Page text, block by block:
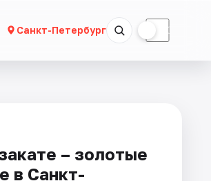
Санкт-Петербург ☾
– золотые
в Санкт-